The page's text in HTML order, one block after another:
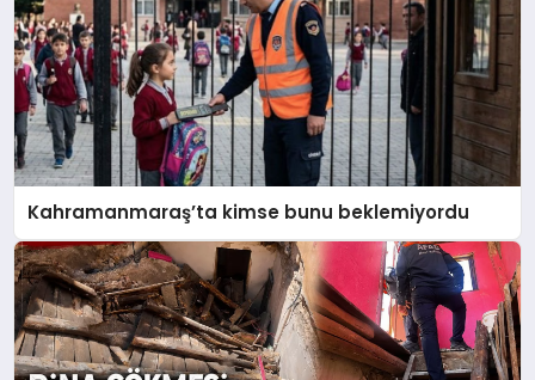
Kahramanmaraş’ta kimse bunu beklemiyordu